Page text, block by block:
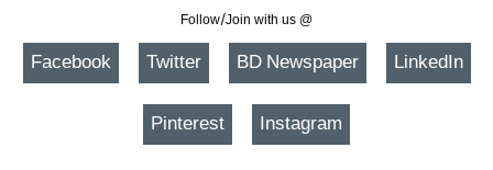
Follow/Join with us @
Facebook Twitter BD Newspaper LinkedIn
Pinterest Instagram